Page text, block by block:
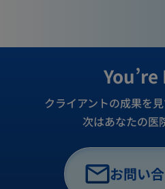
クライアントの成果を
次はあなたの医
お問い